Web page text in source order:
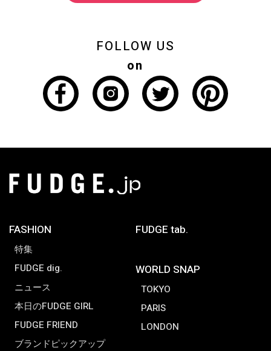
FOLLOW US
on
FASHION
特集
FUDGE dig.
ニュース
本日のFUDGE GIRL
FUDGE FRIEND
ブランドピックアップ
FUDGE tab.
WORLD SNAP
TOKYO
PARIS
LONDON